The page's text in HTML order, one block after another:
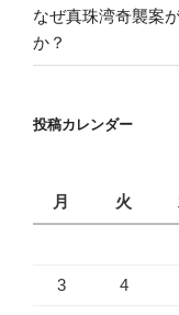
なぜ真珠湾奇襲案
か？
投稿カレンダー
月
火
3 4